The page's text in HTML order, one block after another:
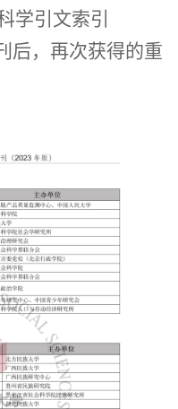
学引文索引
后，再次获得的重